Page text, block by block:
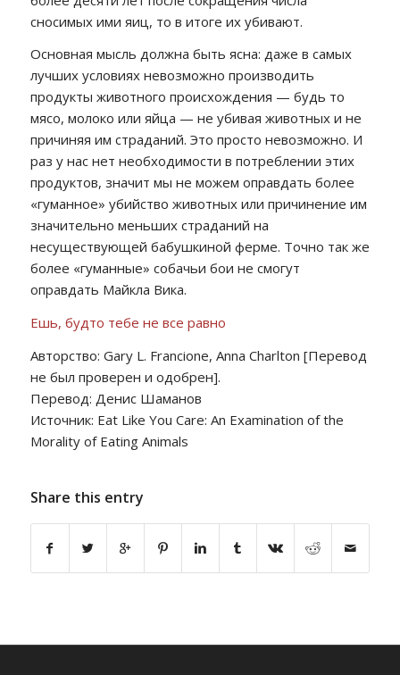
сносимых ими яиц, то в итоге их убивают.
Основная мысль должна быть ясна: даже в самых
лучших условиях невозможно производить
продукты животного происхождения — будь то
мясо, молоко или яйца — не убивая животных и не
причиняя им страданий. Это просто невозможно. И
раз у нас нет необходимости в потреблении этих
продуктов, значит мы не можем оправдать более
«гуманное» убийство животных или причинение им
значительно меньших страданий на
несуществующей бабушкиной ферме. Точно так же
более «гуманные» собачьи бои не смогут
оправдать Майкла Вика.
Ешь, будто тебе не все равно
Авторство: Gary L. Francione, Anna Charlton [Перевод
не был проверен и одобрен].
Перевод: Денис Шаманов
Источник: Eat Like You Care: An Examination of the
Morality of Eating Animals
Share this entry